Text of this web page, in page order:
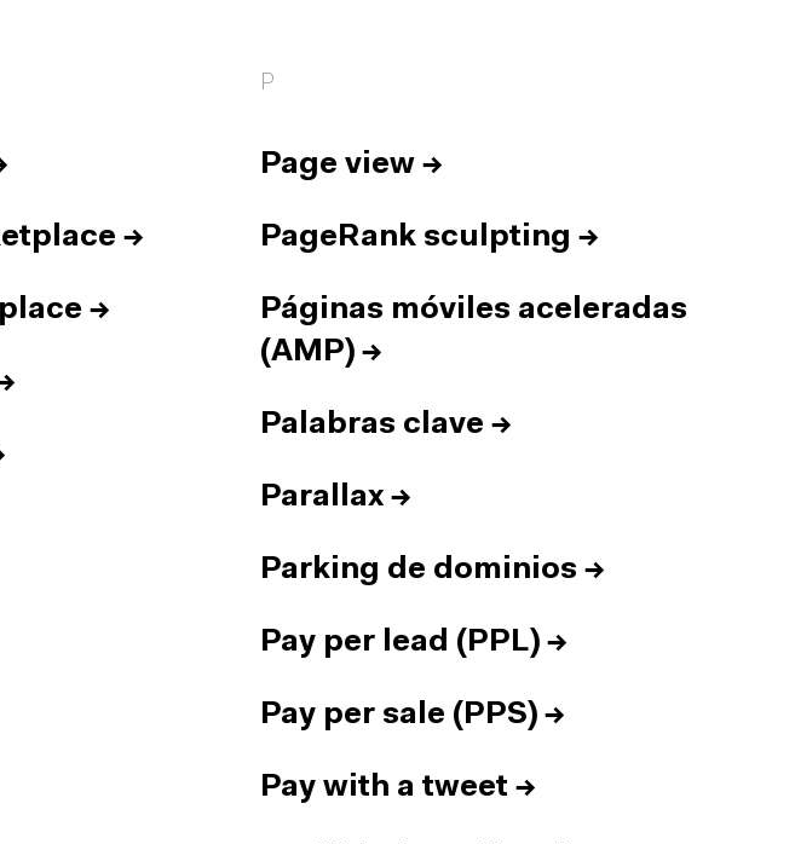
→
→
P
Page view →
PageRank sculpting →
Páginas móviles aceleradas
(AMP) →
Palabras clave →
Parallax →
Parking de dominios →
Pay per lead (PPL) →
Pay per sale (PPS) →
Pay with a tweet →